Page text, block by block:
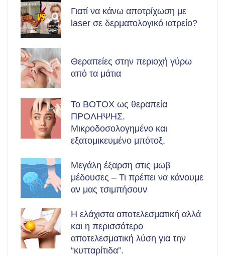
Γιατί να κάνω αποτρίχωση με
laser σε δερματολογικό ιατρείο?
Θεραπείες στην περιοχή γύρω
από τα μάτια
Το BOTOX ως θεραπεία
ΠΡΟΛΗΨΗΣ.
Μικροδοσολογημένο και
εξατομικευμένο μπότοξ.
Μεγάλη έξαρση στις μωβ
μέδουσες – Τι πρέπει να κάνουμε
αν μας τσιμπήσουν
Η ελάχιστα αποτελεσματική αλλά
και η περισσότερο
αποτελεσματική λύση για την
“κυτταρίτιδα”.